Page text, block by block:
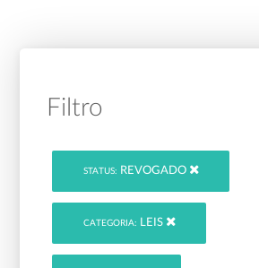
Filtro
STATUS: REVOGADO
CATEGORIA: LEIS